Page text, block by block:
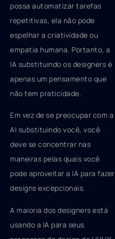
possa automatizar tarefas
repetitivas, ela não pode
espelhar a criatividade ou
empatia humana. Portanto, a
IA substituindo os designers é
apenas um pensamento que
não tem praticidade.
Em vez de se preocupar com a
AI substituindo você, você
deve se concentrar nas
maneiras pelas quais você
pode aproveitar a IA para fazer
designs excepcionais.
A maioria dos designers está
usando a IA para seus